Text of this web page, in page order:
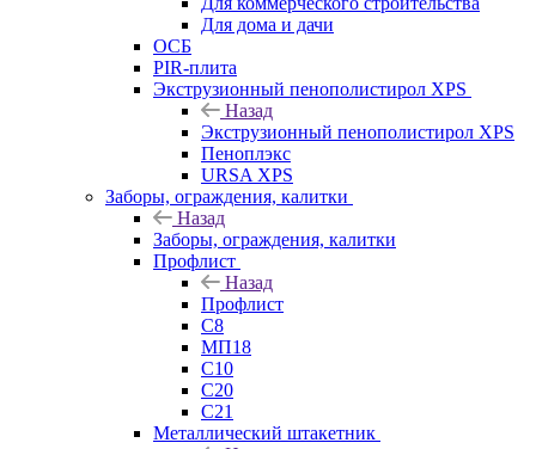
Для дома и дачи
ОСБ
PIR-плита
Экструзионный пенополистирол XPS
Назад
Экструзионный пенополистирол XPS
Пеноплэкс
URSA XPS
Заборы, ограждения, калитки
Назад
Заборы, ограждения, калитки
Профлист
Назад
Профлист
С8
МП18
С10
С20
С21
Металлический штакетник